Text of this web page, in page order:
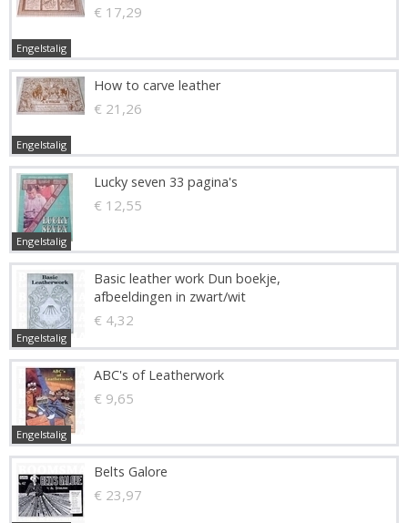
€ 17,29
Engelstalig
How to carve leather
€ 21,26
Engelstalig
Lucky seven 33 pagina's
€ 12,55
Engelstalig
Basic leather work Dun boekje,
afbeeldingen in zwart/wit
€ 4,32
Engelstalig
ABC's of Leatherwork
€ 9,65
Engelstalig
Belts Galore
€ 23,97